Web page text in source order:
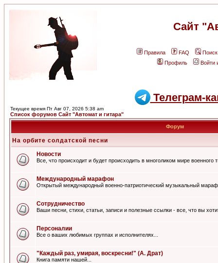
Сайт
Правила FAQ
Поиск
Профиль
Войти
Телеграм-
Текущее время Пт Авг 07, 2026 5:38 am
Список форумов Сайт "Автомат и гитара"
Форум
На орбите солдатской песни
Новости
Все, что происходит и будет происходить в многоликом мире военного
Международный марафон
Открытый международный военно-патриотический музыкальный
Сотрудничество
Ваши песни, стихи, статьи, записи и полезные ссылки - все, что вы
Персоналии
Все о ваших любимых группах и исполнителях...
"Каждый раз, умирая, воскресни!" (А. Драт)
Книга памяти нашей...